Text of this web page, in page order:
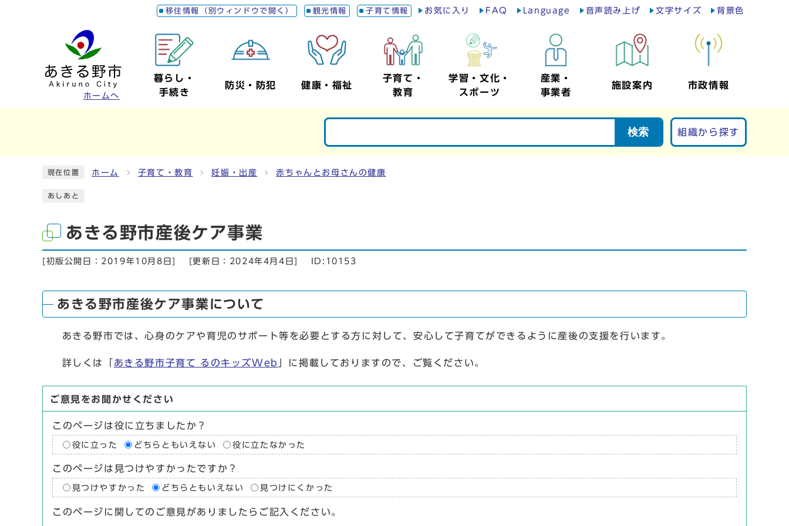
移住情報（別ウィンドウで開く） 観光情報 子育て情報 お気に入り FAQ Language 音声読み上げ 文字サイズ 背景色
ホームへ
暮らし・
手続き
防災・防犯 健康・福祉
子育て・
教育
学習・文化・
スポーツ
産業・
事業者
施設案内 市政情報
検索 組織から探す
現在位置 ホーム 子育て・教育 妊娠・出産 赤ちゃんとお母さんの健康
あしあと
あきる野市産後ケア事業
[初版公開日： 2019年10月8日] [更新日： 2024年4月4日] ID:10153
あきる野市産後ケア事業について
あきる野市では、心身のケアや育児のサポート等を必要とする方に対して、安心して子育てができるように産後の支援を行います。
詳しくは「 あきる野市子育て るのキッズWeb 」に掲載しておりますので、ご覧ください。
ご意見をお聞かせください
このページは役に立ちましたか？
役に立った どちらともいえない 役に立たなかった
このページは見つけやすかったですか？
見つけやすかった どちらともいえない 見つけにくかった
このページに関してのご意見がありましたらご記入ください。